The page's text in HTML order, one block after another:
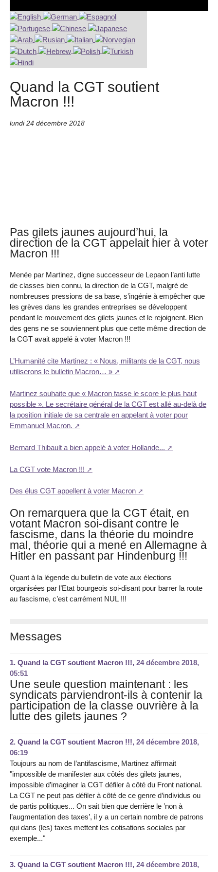
Quand la CGT soutient
Macron !!!
lundi 24 décembre 2018
Pas gilets jaunes aujourd’hui, la
direction de la CGT appelait hier à voter
Macron !!!
Menée par Martinez, digne successeur de Lepaon l’anti lutte
de classes bien connu, la direction de la CGT, malgré de
nombreuses pressions de sa base, s’ingénie à empêcher que
les grèves dans les grandes entreprises se développent
pendant le mouvement des gilets jaunes et le rejoignent. Bien
des gens ne se souviennent plus que cette même direction de
la CGT avait appelé à voter Macron !!!
L’Humanité cite Martinez : « Nous, militants de la CGT, nous
utiliserons le bulletin Macron… »
Martinez souhaite que « Macron fasse le score le plus haut
possible ». Le secrétaire général de la CGT est allé au-delà de
la position initiale de sa centrale en appelant à voter pour
Emmanuel Macron.
Bernard Thibault a bien appelé à voter Hollande...
La CGT vote Macron !!!
Des élus CGT appellent à voter Macron
On remarquera que la CGT était, en
votant Macron soi-disant contre le
fascisme, dans la théorie du moindre
mal, théorie qui a mené en Allemagne à
Hitler en passant par Hindenburg !!!
Quant à la légende du bulletin de vote aux élections
organisées par l’Etat bourgeois soi-disant pour barrer la route
au fascisme, c’est carrément NUL !!!
Messages
1. Quand la CGT soutient Macron !!!, 24 décembre 2018,
05:51
Une seule question maintenant : les
syndicats parviendront-ils à contenir la
participation de la classe ouvrière à la
lutte des gilets jaunes ?
2. Quand la CGT soutient Macron !!!, 24 décembre 2018,
06:19
Toujours au nom de l’antifascisme, Martinez affirmait
"impossible de manifester aux côtés des gilets jaunes,
impossible d’imaginer la CGT défiler à côté du Front national.
La CGT ne peut pas défiler à côté de ce genre d’individus ou
de partis politiques... On sait bien que derrière le ’non à
l’augmentation des taxes’, il y a un certain nombre de patrons
qui dans (les) taxes mettent les cotisations sociales par
exemple..."
3. Quand la CGT soutient Macron !!!, 24 décembre 2018,